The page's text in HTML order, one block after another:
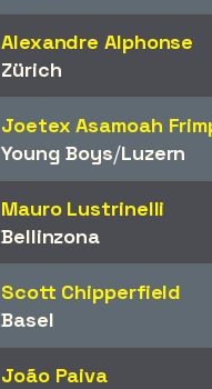
Alexandre Alphonse
Zürich
Joetex Asamoah
Young Boys/​Luzern
Mauro Lustrinelli
Bellinzona
Scott Chipperfield
Basel
João Paiva